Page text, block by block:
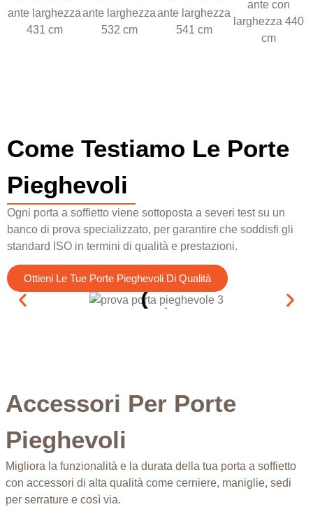
Come Testiamo Le Porte
Pieghevoli
Ogni porta a soffietto viene sottoposta a severi test su un
banco di prova specializzato, per garantire che soddisfi gli
standard ISO in termini di qualità e prestazioni.
Ottieni Le Tue Porte Pieghevoli Di Qualità
Accessori Per Porte
Pieghevoli
Migliora la funzionalità e la durata della tua porta a soffietto
con accessori di alta qualità come cerniere, maniglie, sedi
per serrature e così via.